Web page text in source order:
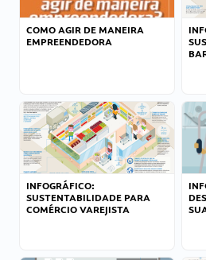
COMO AGIR DE MANEIRA
EMPREENDEDORA
INFOGRÁFICO:
SUSTENTABILIDADE PARA
COMÉRCIO VAREJISTA